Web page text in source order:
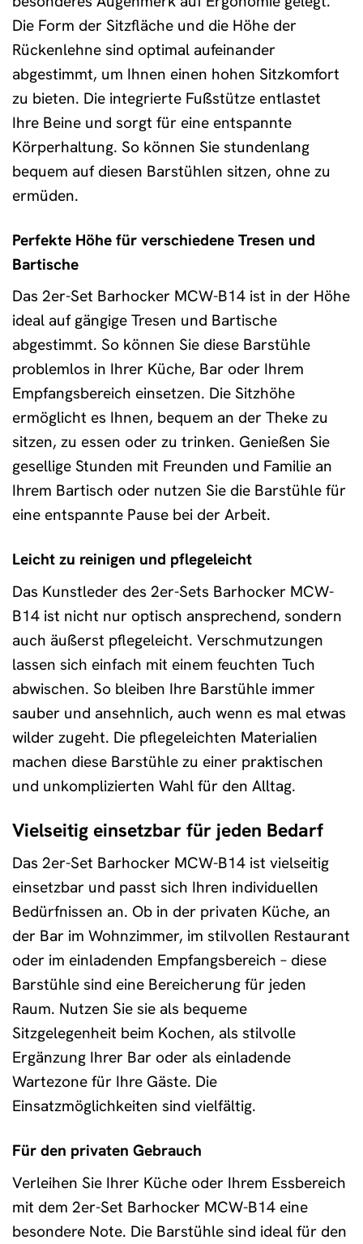
Die Form der Sitzfläche und die Höhe der
Rückenlehne sind optimal aufeinander
abgestimmt, um Ihnen einen hohen Sitzkomfort
zu bieten. Die integrierte Fußstütze entlastet
Ihre Beine und sorgt für eine entspannte
Körperhaltung. So können Sie stundenlang
bequem auf diesen Barstühlen sitzen, ohne zu
ermüden.
Perfekte Höhe für verschiedene Tresen und
Bartische
Das 2er-Set Barhocker MCW-B14 ist in der Höhe
ideal auf gängige Tresen und Bartische
abgestimmt. So können Sie diese Barstühle
problemlos in Ihrer Küche, Bar oder Ihrem
Empfangsbereich einsetzen. Die Sitzhöhe
ermöglicht es Ihnen, bequem an der Theke zu
sitzen, zu essen oder zu trinken. Genießen Sie
gesellige Stunden mit Freunden und Familie an
Ihrem Bartisch oder nutzen Sie die Barstühle für
eine entspannte Pause bei der Arbeit.
Leicht zu reinigen und pflegeleicht
Das Kunstleder des 2er-Sets Barhocker MCW-
B14 ist nicht nur optisch ansprechend, sondern
auch äußerst pflegeleicht. Verschmutzungen
lassen sich einfach mit einem feuchten Tuch
abwischen. So bleiben Ihre Barstühle immer
sauber und ansehnlich, auch wenn es mal etwas
wilder zugeht. Die pflegeleichten Materialien
machen diese Barstühle zu einer praktischen
und unkomplizierten Wahl für den Alltag.
Vielseitig einsetzbar für jeden Bedarf
Das 2er-Set Barhocker MCW-B14 ist vielseitig
einsetzbar und passt sich Ihren individuellen
Bedürfnissen an. Ob in der privaten Küche, an
der Bar im Wohnzimmer, im stilvollen Restaurant
oder im einladenden Empfangsbereich – diese
Barstühle sind eine Bereicherung für jeden
Raum. Nutzen Sie sie als bequeme
Sitzgelegenheit beim Kochen, als stilvolle
Ergänzung Ihrer Bar oder als einladende
Wartezone für Ihre Gäste. Die
Einsatzmöglichkeiten sind vielfältig.
Für den privaten Gebrauch
Verleihen Sie Ihrer Küche oder Ihrem Essbereich
mit dem 2er-Set Barhocker MCW-B14 eine
besondere Note. Die Barstühle sind ideal für den